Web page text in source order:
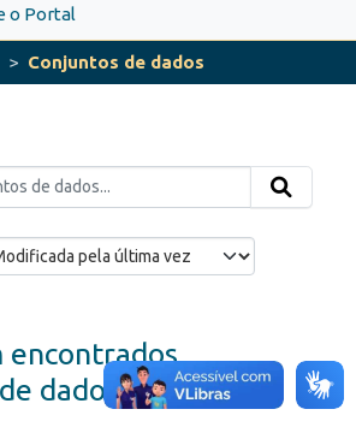
o Portal
Conjuntos de dados
encontrados
dados